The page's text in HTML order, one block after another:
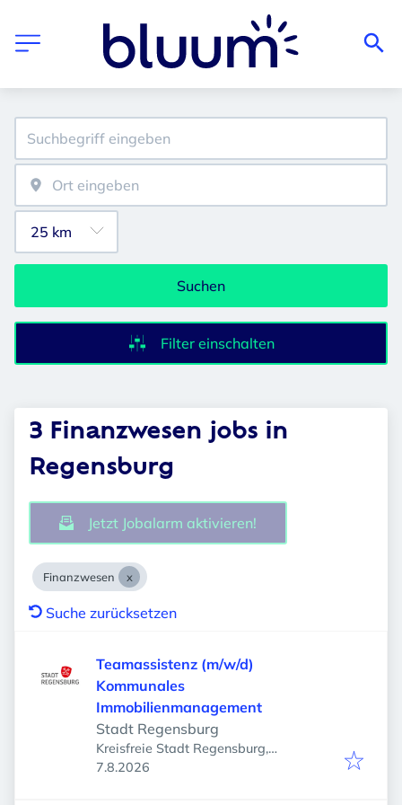
Suchen
Filter einschalten
3 Finanzwesen jobs in
Regensburg
Jetzt Jobalarm aktivieren!
Finanzwesen
Suche zurücksetzen
Teamassistenz (m/w/d)
Kommunales
Immobilienmanagement
Stadt Regensburg
Kreisfreie Stadt Regensburg,
Regensburg, Deutschland
Veröffentlicht
7.8.2026